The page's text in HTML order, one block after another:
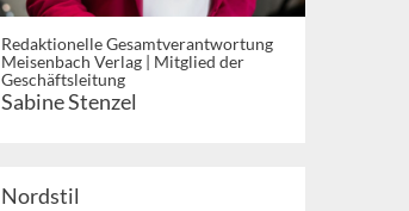
Redaktionelle Gesamtverantwortung
Meisenbach Verlag | Mitglied der
Geschäftsleitung
Sabine Stenzel
Nordstil